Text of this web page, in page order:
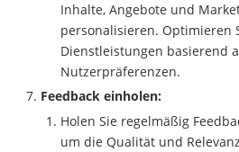
Inhalte, Angebote und
personalisieren. Optimieren
Dienstleistungen basierend
Nutzerpräferenzen.
Feedback einholen:
Holen Sie regelmäßig
um die Qualität und